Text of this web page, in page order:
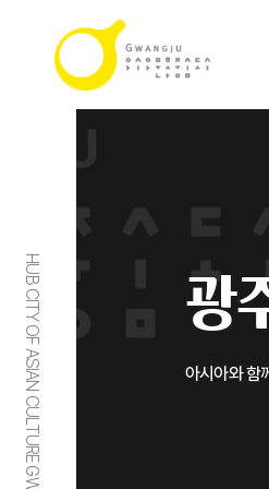
HUB CITY OF ASIAN CULTURE GWANGJU 광
아시아와 함